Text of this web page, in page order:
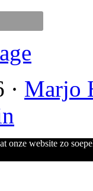
Marjo
onze website zo